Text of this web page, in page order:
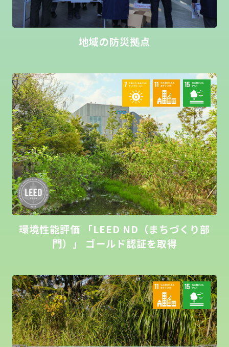
地域の防災拠点
環境性能評価 「LEED ND（まちづくり部
門）」 ゴールド認証を取得